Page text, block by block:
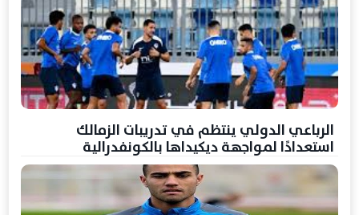
الرباعي الدولي ينتظم في تدريبات الزمالك
استعدادًا لمواجهة ديكيداها بالكونفدرالية